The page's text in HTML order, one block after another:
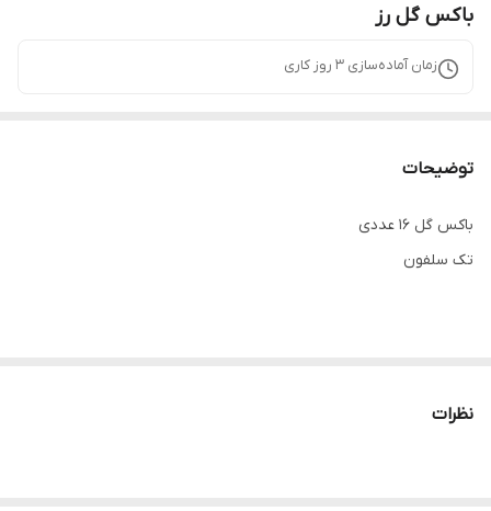
باکس گل رز
زمان آماده‌سازی 3 روز کاری
توضیحات
باکس گل ۱۶ عددی
تک سلفون
نظرات